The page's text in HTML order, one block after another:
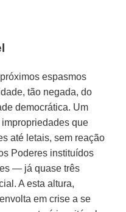
espasmos
tão negada, do
democrática. Um
que
até letais, sem reação
Poderes instituídos
— já quase três
A esta altura,
em crise a se